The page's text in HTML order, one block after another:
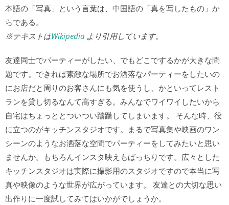
本語の「写真」という言葉は、中国語の「真を写したもの」か
らである。
※テキストはWikipedia より引用しています。
友達同士でパーティーがしたい、でもどこでするかが大きな問
題です。できれば素敵な場所でお洒落なパーティーをしたいの
にお店だと周りのお客さんにも気を使うし、かといってレスト
ランを貸し切るなんて高すぎる。みんなでワイワイしたいから
自宅はちょっととついつい躊躇してしまいます。 そんな時、役
に立つのがキッチンスタジオです。まるで写真集や映画のワン
シーンのようなお洒落な空間でパーティーをしてみたいと思い
ませんか。もちろんインスタ映えもばっちりです。広々とした
キッチンスタジオは実際に撮影用のスタジオですので本当に写
真や映像のような世界が広がっています。 友達との大切な思い
出作りに一度試してみてはいかがでしょうか。